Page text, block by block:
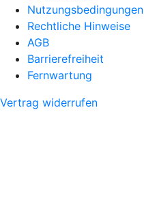
Nutzungsbedingungen
Rechtliche Hinweise
AGB
Barrierefreiheit
Fernwartung
Vertrag widerrufen